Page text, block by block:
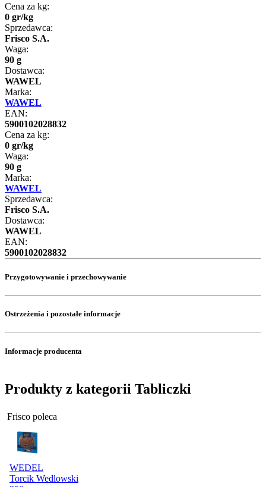
Cena za kg:
0 gr/kg
Sprzedawca:
Frisco S.A.
Waga:
90 g
Dostawca:
WAWEL
Marka:
WAWEL
EAN:
5900102028832
Cena za kg:
0 gr/kg
Waga:
90 g
Marka:
WAWEL
Sprzedawca:
Frisco S.A.
Dostawca:
WAWEL
EAN:
5900102028832
Przygotowywanie i przechowywanie
Ostrzeżenia i pozostałe informacje
Informacje producenta
Produkty z kategorii Tabliczki
Frisco poleca
WEDEL
Torcik Wedlowski